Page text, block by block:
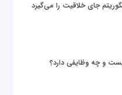
جای خلاقیت را می‌گیرد
و چه وظایفی دارد؟